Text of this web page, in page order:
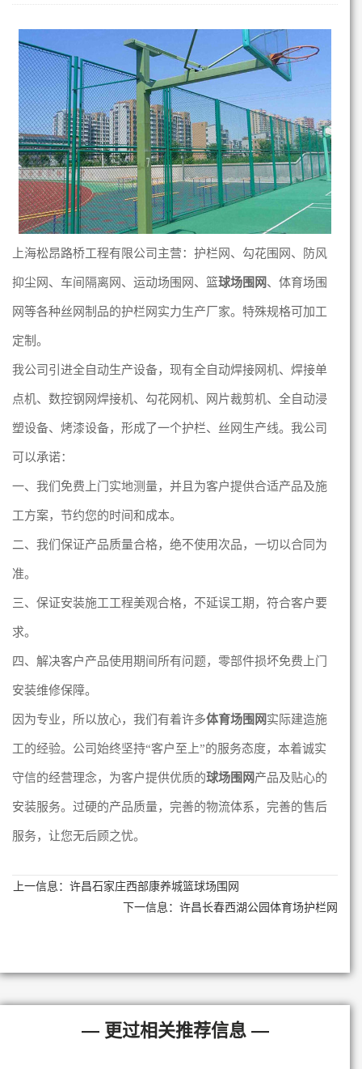
上海松昂路桥工程有限公司主营：护栏网、勾花围 网、防风
抑尘网、车间隔离网、运动场围网、篮球场围网、体育场围
网等各种丝网制品的护栏网实力生产厂家。特殊规格可加工
定制。
我公司引进全自动生产设备，现有全自动焊接网机、焊接单
点机、数控钢网焊接机、勾花网机、网片裁剪机、全自动浸
塑设备、烤漆设备，形成了一个护栏、丝网生产线。 我公司
可以承诺：
一、我们免费上门实地测量，并且为客户提供合适产品及施
工方案，节约您的时间和成本。
二、我们保证产品质量合格，绝不使用次品，一切以合同为
准。
三、保证安装施工工程美观合格，不延误工期，符合客户要
求。
四、解决客户产品使用期间所有问题，零部件损坏免费上门
安装维修保障。
因为专业，所以放心，我们有着许多体育场围网实际建造施
工的经验。公司始终坚持“客户至上”的服务态度，本着诚实
守信的经营理念，为客户提供优质的球场围网产品及贴心的
安装服务。过硬的产品质量，完善的物流体系，完善的售后
服务，让您无后顾之忧。
上一信息： 许昌石家庄西部康养城篮球场围网
下一信息：许昌长春西湖公园体育场护栏网
— 更过相关推荐信息 —